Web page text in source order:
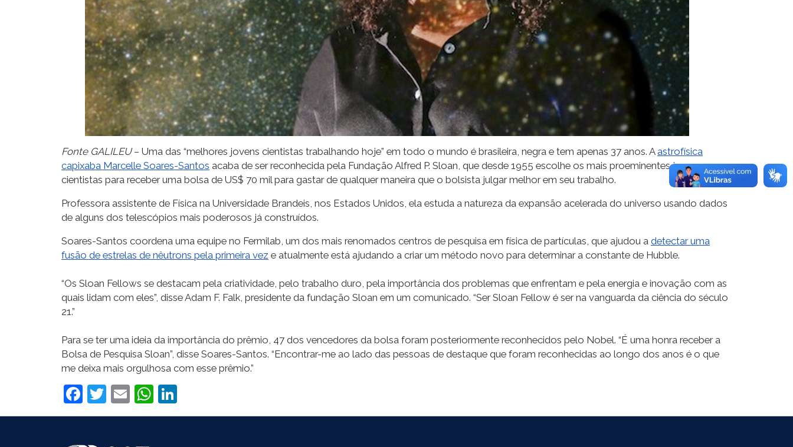
Fonte GALILEU– Uma das “melhores jovens cientistas trabalhando hoje” em todo o mundo é brasileira, negra e tem apenas 37 anos. Aastrofísica
capixaba Marcelle Soares-Santos acaba de ser reconhecida pela Fundação Alfred P. Sloan, que desde 1955 escolhe os mais proeminentes jovens
cientistas para receber uma bolsa de US$ 70 mil para gastar de qualquer maneira que o bolsista julgar melhor em seu trabalho.
Professora assistente de Física na Universidade Brandeis, nos Estados Unidos, ela estuda a natureza da expansão acelerada do universo usando dados
de alguns dos telescópios mais poderosos já construídos.
Soares-Santos coordena uma equipe no Fermilab, um dos mais renomados centros de pesquisa em física de partículas, que ajudou a detectar uma
fusão de estrelas de nêutrons pela primeira vez e atualmente está ajudando a criar um método novo para determinar a constante de Hubble.
“Os Sloan Fellows se destacam pela criatividade, pelo trabalho duro, pela importância dos problemas que enfrentam e pela energia e inovação com as
quais lidam com eles”, disse Adam F. Falk, presidente da fundação Sloan em um comunicado. “Ser Sloan Fellow é ser na vanguarda da ciência do século
21.”
Para se ter uma ideia da importância do prêmio, 47 dos vencedores da bolsa foram posteriormente reconhecidos pelo Nobel. “É uma honra receber a
Bolsa de Pesquisa Sloan”, disse Soares-Santos. “Encontrar-me ao lado das pessoas de destaque que foram reconhecidas ao longo dos anos é o que
me deixa mais orgulhosa com esse prêmio.”
Facebook
Twitter
EmailWhatsApp